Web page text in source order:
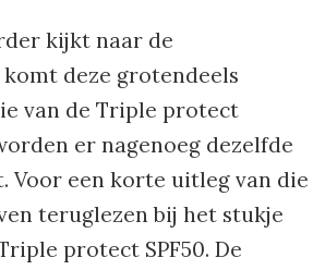
kijkt naar de
deze grotendeels
van de Triple protect
er nagenoeg dezelfde
Voor een korte uitleg van die
teruglezen bij het stukje
protect SPF50. De